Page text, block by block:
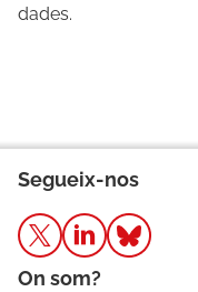
dades.
Segueix-nos
On som?